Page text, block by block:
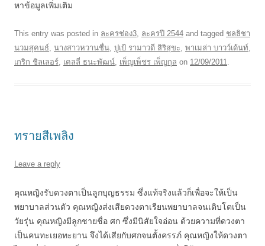
หาข้อมูลเพิ่มเติม
This entry was posted in ละครช่อง3, ละครปี 2544 and tagged ชลธิชา
นวมสุคนธ์, นางสาวหวานชื่น, ปูเป้ รามาวดี สิริสุขะ, พาเมล่า บาวว์เด้นท์,
เกริก ชิลเลอร์, เคลลี่ ธนะพัฒน์, เพ็ญเพ็ชร เพ็ญกุล on 12/09/2011.
ทรายสีเพลิง
Leave a reply
คุณหญิงรับดวงตาเป็นลูกบุญธรรม ซึ่งแท้จริงแล้วก็เพื่อจะให้เป็น
พยาบาลส่วนตัว คุณหญิงส่งเสียดวงตาเรียนพยาบาลจนเติบโตเป็น
วัยรุ่น คุณหญิงมีลูกชายชื่อ ศก ซึ่งมีนิสัยใจอ่อน ด้วยความที่ดวงตา
เป็นคนทะเยอทะยาน จึงได้เสียกับศกจนตั้งครรภ์ คุณหญิงให้ดวงตา